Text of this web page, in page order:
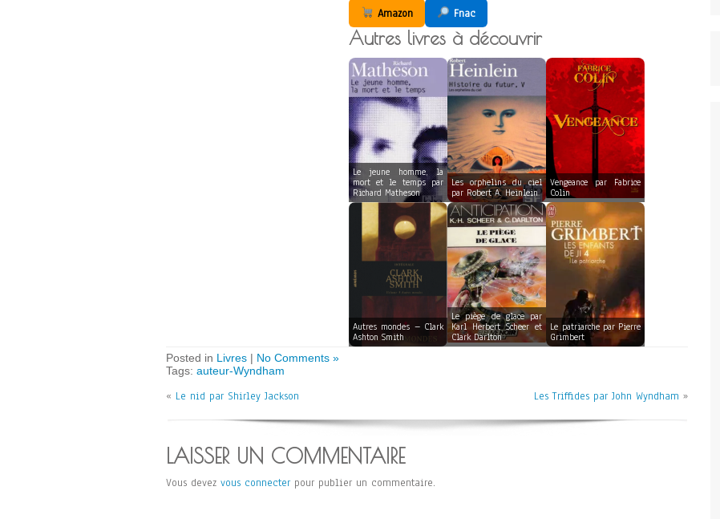
Amazon Fnac
Autres livres à découvrir
Le jeune homme, la
mort et le temps par
Richard Matheson
Les orphelins du ciel
par Robert A. Heinlein
Vengeance par Fabrice
Colin
Autres mondes – Clark
Ashton Smith
Le piège de glace par
Karl Herbert Scheer et
Clark Darlton
Le patriarche par Pierre
Grimbert
Posted in Livres | No Comments »
Tags: auteur-Wyndham
« Le nid par Shirley Jackson Les Triffides par John Wyndham »
LAISSER UN COMMENTAIRE
Vous devez vous connecter pour publier un commentaire.